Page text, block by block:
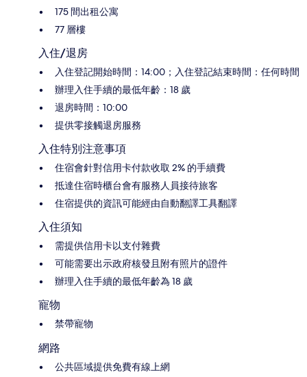
175 間出租公寓
77 層樓
入住/退房
入住登記開始時間：14:00；入住登記結束時間：任何時間
辦理入住手續的最低年齡：18 歲
退房時間：10:00
提供零接觸退房服務
入住特別注意事項
住宿會針對信用卡付款收取 2% 的手續費
抵達住宿時櫃台會有服務人員接待旅客
住宿提供的資訊可能經由自動翻譯工具翻譯
入住須知
需提供信用卡以支付雜費
可能需要出示政府核發且附有照片的證件
辦理入住手續的最低年齡為 18 歲
寵物
禁帶寵物
網路
公共區域提供免費有線上網